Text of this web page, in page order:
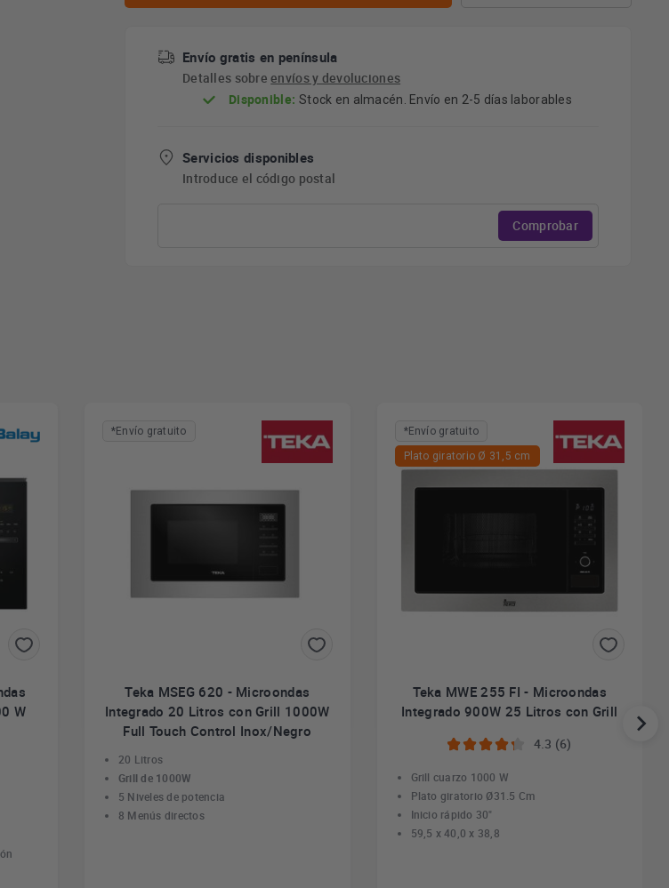
Envío gratis en península
Detalles sobreenvíos y devoluciones
Disponible: Stock en almacén. Envío en 2-5 días laborables
Servicios disponibles
Introduce el código postal
Comprobar
W
*Envío gratuito
Teka MSEG 620 - Microondas
Integrado 20 Litros con Grill 1000W
Full Touch Control Inox/Negro
20 Litros
Grill de 1000W
5 Niveles de potencia
8 Menús directos
*Envío gratuito
Plato giratorio Ø 31,5 cm
Teka MWE 255 FI - Microondas
Integrado 900W 25 Litros con Grill
4.3 (6)
Grill cuarzo 1000 W
Plato giratorio Ø31.5 Cm
Inicio rápido 30"
59,5 x 40,0 x 38,8